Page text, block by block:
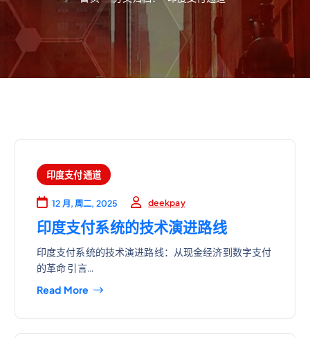
印度支付通道
12 月, 周二, 2025 deekpay
印度支付系统的技术演进路线
印度支付系统的技术演进路线：从现金经济到数字支付
的革命 引言…
Read More